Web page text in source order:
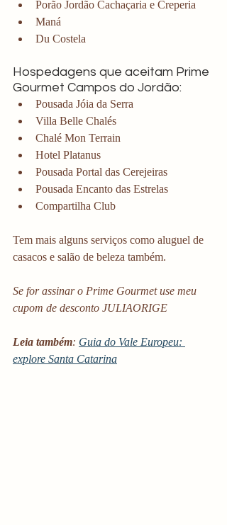
Porão Jordão Cachaçaria e Creperia
Maná
Du Costela
Hospedagens que aceitam Prime
Gourmet Campos do Jordão:
Pousada Jóia da Serra
Villa Belle Chalés
Chalé Mon Terrain
Hotel Platanus
Pousada Portal das Cerejeiras
Pousada Encanto das Estrelas
Compartilha Club
Tem mais alguns serviços como aluguel de
casacos e salão de beleza também.
Se for assinar o Prime Gourmet use meu
cupom de desconto JULIAORIGE
Leia também: Guia do Vale Europeu:
explore Santa Catarina